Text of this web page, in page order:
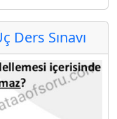
Ders Sınavı